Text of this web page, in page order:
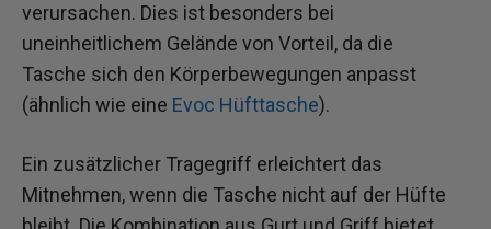
verursachen. Dies ist besonders bei
uneinheitlichem Gelände von Vorteil, da die
Tasche sich den Körperbewegungen anpasst
(ähnlich wie eine Evoc Hüfttasche).
Ein zusätzlicher Tragegriff erleichtert das
Mitnehmen, wenn die Tasche nicht auf der Hüfte